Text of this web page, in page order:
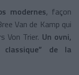
modernes, façon
Van de Kamp qui
Von Trier. Un ovni,
de la